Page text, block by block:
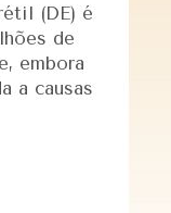
(DE) é
de
embora
a causas